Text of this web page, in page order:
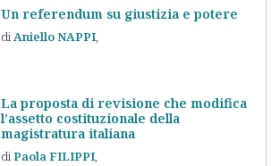
Un referendum su giustizia e potere
AnielloNAPPI
La proposta di revisione che modifica
l’assetto costituzionale della
magistratura italiana
PaolaFILIPPI